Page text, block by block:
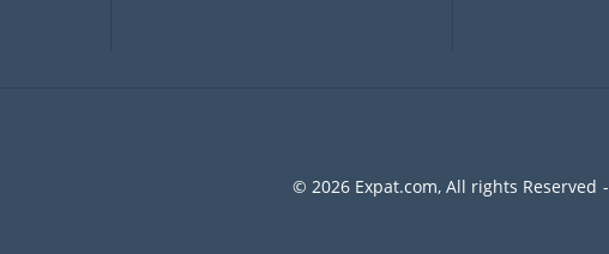
© 2026 Expat.com, All rights Reserved